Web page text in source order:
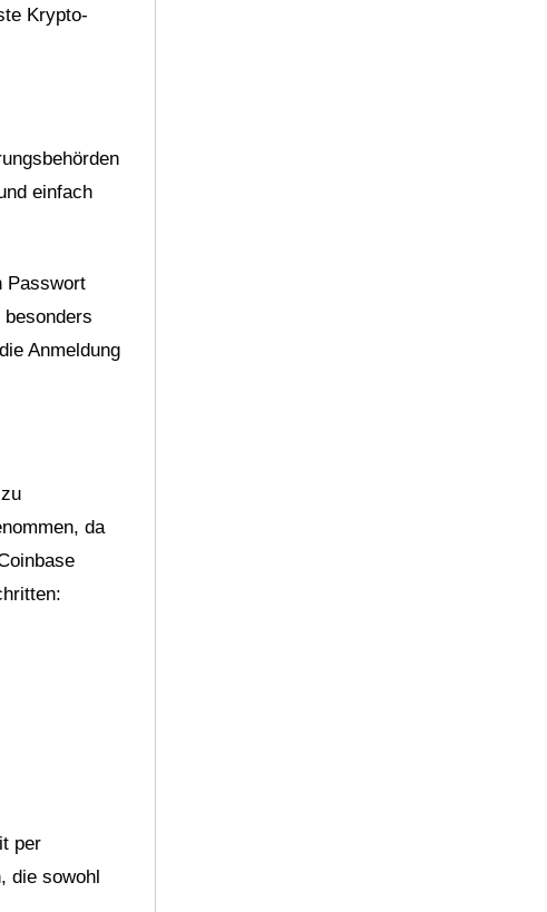
Krypto-
einfach
Passwort
Anmeldung
da
per
die sowohl